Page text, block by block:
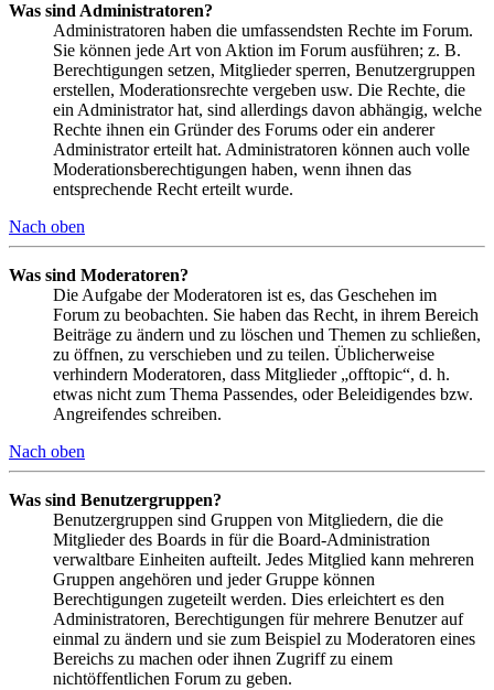
Was sind Administratoren?
Administratoren haben die umfassendsten Rechte im Forum.
Sie können jede Art von Aktion im Forum ausführen; z. B.
Berechtigungen setzen, Mitglieder sperren, Benutzergruppen
erstellen, Moderationsrechte vergeben usw. Die Rechte, die
ein Administrator hat, sind allerdings davon abhängig, welche
Rechte ihnen ein Gründer des Forums oder ein anderer
Administrator erteilt hat. Administratoren können auch volle
Moderationsberechtigungen haben, wenn ihnen das
entsprechende Recht erteilt wurde.
Nach oben
Was sind Moderatoren?
Die Aufgabe der Moderatoren ist es, das Geschehen im
Forum zu beobachten. Sie haben das Recht, in ihrem Bereich
Beiträge zu ändern und zu löschen und Themen zu schließen,
zu öffnen, zu verschieben und zu teilen. Üblicherweise
verhindern Moderatoren, dass Mitglieder „offtopic“, d. h.
etwas nicht zum Thema Passendes, oder Beleidigendes bzw.
Angreifendes schreiben.
Nach oben
Was sind Benutzergruppen?
Benutzergruppen sind Gruppen von Mitgliedern, die die
Mitglieder des Boards in für die Board-Administration
verwaltbare Einheiten aufteilt. Jedes Mitglied kann mehreren
Gruppen angehören und jeder Gruppe können
Berechtigungen zugeteilt werden. Dies erleichtert es den
Administratoren, Berechtigungen für mehrere Benutzer auf
einmal zu ändern und sie zum Beispiel zu Moderatoren eines
Bereichs zu machen oder ihnen Zugriff zu einem
nichtöffentlichen Forum zu geben.